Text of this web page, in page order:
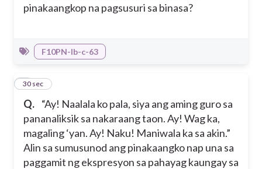
pinakaangkop na pagsusuri sa binasa?
F10PN-Ib-c-63
Q. “Ay! Naalala ko pala, siya ang aming guro sa
pananaliksik sa nakaraang taon. Ay! Wag ka,
magaling ‘yan. Ay! Naku! Maniwala ka sa akin.”
Alin sa sumusunod ang pinakaangko nap una sa
paggamit ng ekspresyon sa pahayag kaungay sa
4
30 sec